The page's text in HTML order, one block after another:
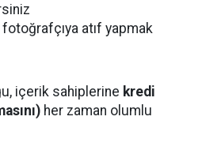
atıf yapmak
içerik sahiplerine kredi
her zaman olumlu